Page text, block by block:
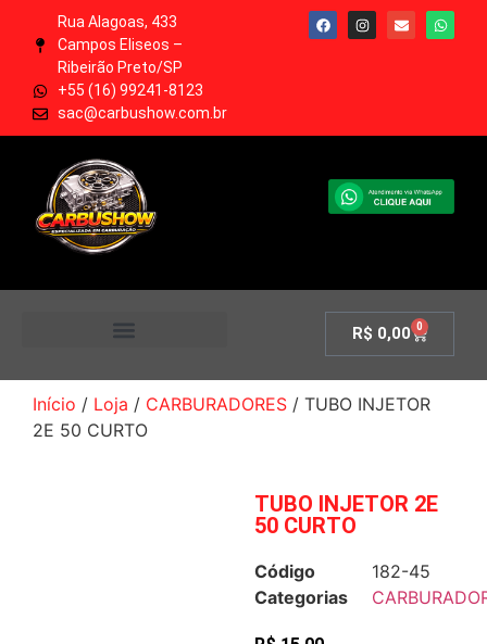
Rua Alagoas, 433
Campos Eliseos –
Ribeirão Preto/SP
+55 (16) 99241-8123
sac@carbushow.com.br
R$ 0,00 0
Início / Loja / CARBURADORES / TUBO INJETOR
2E 50 CURTO
TUBO INJETOR 2E
50 CURTO
Código
182-45
Categorias